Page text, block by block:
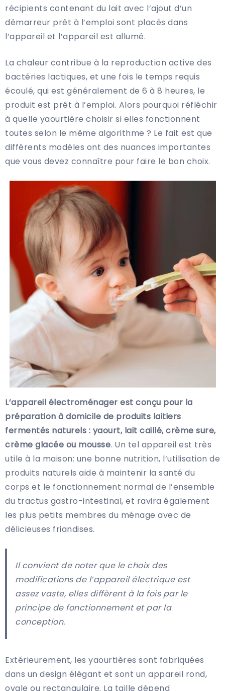
récipients contenant du lait avec l’ajout d’un
démarreur prêt à l’emploi sont placés dans
l’appareil et l’appareil est allumé.
La chaleur contribue à la reproduction active des
bactéries lactiques, et une fois le temps requis
écoulé, qui est généralement de 6 à 8 heures, le
produit est prêt à l’emploi. Alors pourquoi réfléchir
à quelle yaourtière choisir si elles fonctionnent
toutes selon le même algorithme ? Le fait est que
différents modèles ont des nuances importantes
que vous devez connaître pour faire le bon choix.
L’appareil électroménager est conçu pour la
préparation à domicile de produits laitiers
fermentés naturels : yaourt, lait caillé, crème sure,
crème glacée ou mousse. Un tel appareil est très
utile à la maison: une bonne nutrition, l’utilisation de
produits naturels aide à maintenir la santé du
corps et le fonctionnement normal de l’ensemble
du tractus gastro-intestinal, et ravira également
les plus petits membres du ménage avec de
délicieuses friandises.
Il convient de noter que le choix des
modifications de l’appareil électrique est
assez vaste, elles diffèrent à la fois par le
principe de fonctionnement et par la
conception.
Extérieurement, les yaourtières sont fabriquées
dans un design élégant et sont un appareil rond,
ovale ou rectangulaire. La taille dépend